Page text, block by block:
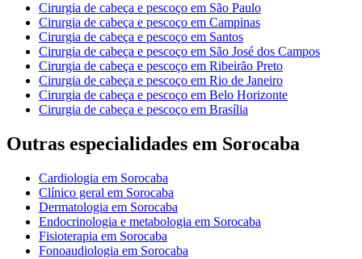
Cirurgia de cabeça e pescoço em São Paulo
Cirurgia de cabeça e pescoço em Campinas
Cirurgia de cabeça e pescoço em Santos
Cirurgia de cabeça e pescoço em São José dos Campos
Cirurgia de cabeça e pescoço em Ribeirão Preto
Cirurgia de cabeça e pescoço em Rio de Janeiro
Cirurgia de cabeça e pescoço em Belo Horizonte
Cirurgia de cabeça e pescoço em Brasília
Outras especialidades em Sorocaba
Cardiologia em Sorocaba
Clínico geral em Sorocaba
Dermatologia em Sorocaba
Endocrinologia e metabologia em Sorocaba
Fisioterapia em Sorocaba
Fonoaudiologia em Sorocaba